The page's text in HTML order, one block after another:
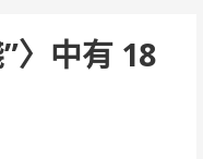
〉中有 18